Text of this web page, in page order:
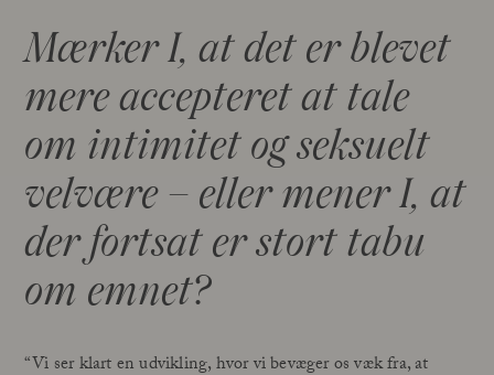
Mærker I, at det er blevet
mere accepteret at tale
om intimitet og seksuelt
velvære – eller mener I, at
der fortsat er stort tabu
om emnet?
“Vi ser klart en udvikling, hvor vi bevæger os væk fra, at